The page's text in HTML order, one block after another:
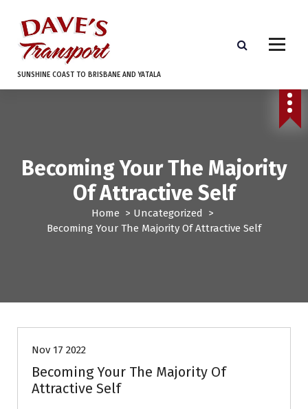
SUNSHINE COAST TO BRISBANE AND YATALA
Becoming Your The Majority
Of Attractive Self
Home > Uncategorized
>
Becoming Your The Majority Of Attractive Self
Uncategorized
Nov 17 2022
Becoming Your The Majority Of
Attractive Self